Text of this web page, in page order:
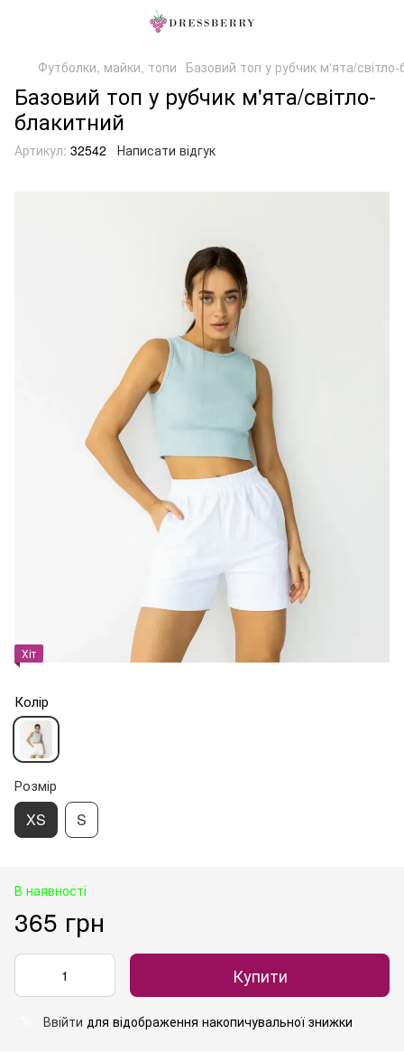
Футболки, майки, топи Базовий топ у рубчик м'ята/
Базовий топ у рубчик м'ята/світло-
блакитний
Артикул: 32542 Написати відгук
Хіт
Колір
Розмір
XS S
В наявності
365 грн
Купити
Ввійти для відображення накопичувальної знижки